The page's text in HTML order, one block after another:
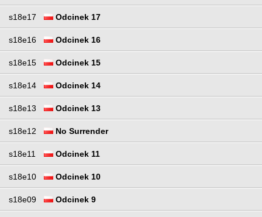
s18e17 Odcinek 17
s18e16 Odcinek 16
s18e15 Odcinek 15
s18e14 Odcinek 14
s18e13 Odcinek 13
s18e12 No Surrender
s18e11 Odcinek 11
s18e10 Odcinek 10
s18e09 Odcinek 9